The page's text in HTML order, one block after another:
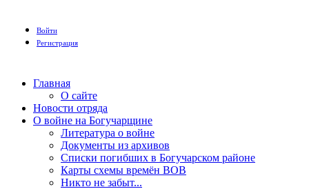
Войти
Регистрация
Главная
О сайте
Новости отряда
О войне на Богучарщине
Литература о войне
Документы из архивов
Списки погибших в Богучарском районе
Карты схемы времён ВОВ
Никто не забыт...